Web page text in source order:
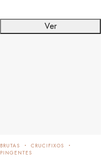
BRUTAS
CRUCIFIXOS
PINGENTES
Ver